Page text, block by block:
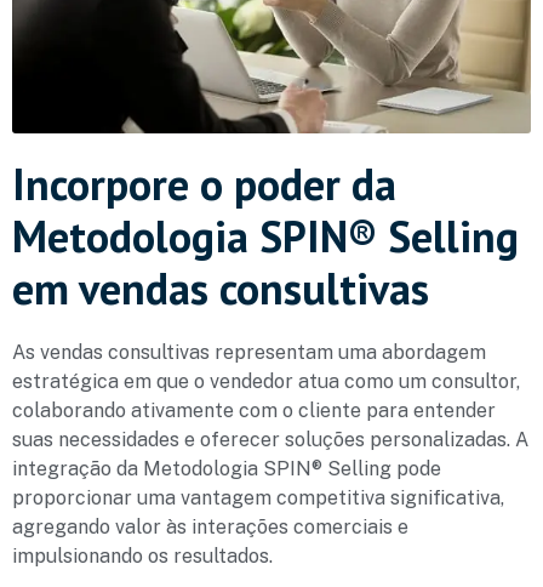
Incorpore o poder da
Metodologia SPIN® Selling
em vendas consultivas
As vendas consultivas representam uma abordagem
estratégica em que o vendedor atua como um consultor,
colaborando ativamente com o cliente para entender
suas necessidades e oferecer soluções personalizadas. A
integração da Metodologia SPIN® Selling pode
proporcionar uma vantagem competitiva significativa,
agregando valor às interações comerciais e
impulsionando os resultados.